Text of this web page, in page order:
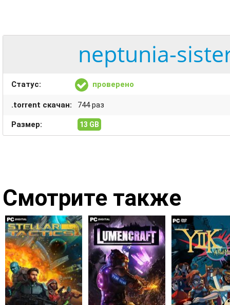
neptunia-
Статус: проверено
.torrent скачан: 744 раз
Размер: 13 GB
Смотрите также